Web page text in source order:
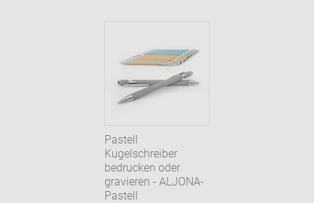
Pastell
Kugelschreiber
bedrucken oder
gravieren - ALJONA-
Pastell